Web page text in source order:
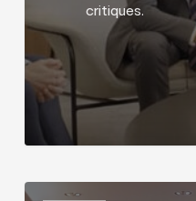
critiques.
InfraVia